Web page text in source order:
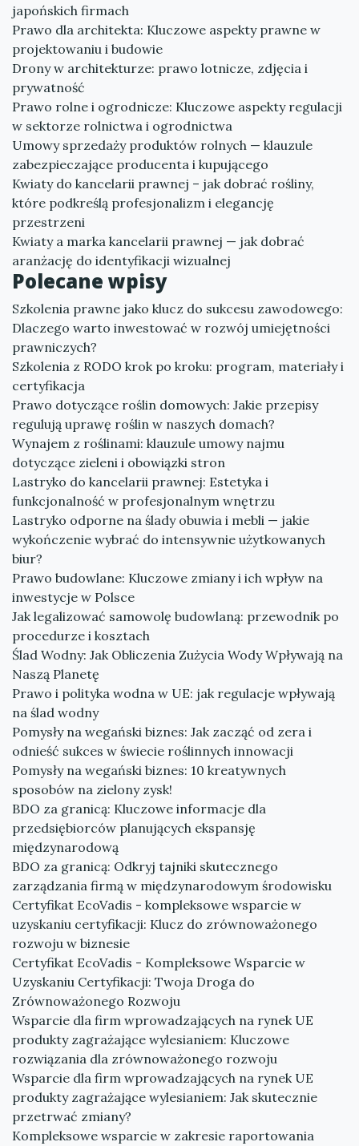
japońskich firmach
Prawo dla architekta: Kluczowe aspekty prawne w
projektowaniu i budowie
Drony w architekturze: prawo lotnicze, zdjęcia i
prywatność
Prawo rolne i ogrodnicze: Kluczowe aspekty regulacji
w sektorze rolnictwa i ogrodnictwa
Umowy sprzedaży produktów rolnych — klauzule
zabezpieczające producenta i kupującego
Kwiaty do kancelarii prawnej – jak dobrać rośliny,
które podkreślą profesjonalizm i elegancję
przestrzeni
Kwiaty a marka kancelarii prawnej — jak dobrać
aranżację do identyfikacji wizualnej
Polecane wpisy
Szkolenia prawne jako klucz do sukcesu zawodowego:
Dlaczego warto inwestować w rozwój umiejętności
prawniczych?
Szkolenia z RODO krok po kroku: program, materiały i
certyfikacja
Prawo dotyczące roślin domowych: Jakie przepisy
regulują uprawę roślin w naszych domach?
Wynajem z roślinami: klauzule umowy najmu
dotyczące zieleni i obowiązki stron
Lastryko do kancelarii prawnej: Estetyka i
funkcjonalność w profesjonalnym wnętrzu
Lastryko odporne na ślady obuwia i mebli — jakie
wykończenie wybrać do intensywnie użytkowanych
biur?
Prawo budowlane: Kluczowe zmiany i ich wpływ na
inwestycje w Polsce
Jak legalizować samowolę budowlaną: przewodnik po
procedurze i kosztach
Ślad Wodny: Jak Obliczenia Zużycia Wody Wpływają na
Naszą Planetę
Prawo i polityka wodna w UE: jak regulacje wpływają
na ślad wodny
Pomysły na wegański biznes: Jak zacząć od zera i
odnieść sukces w świecie roślinnych innowacji
Pomysły na wegański biznes: 10 kreatywnych
sposobów na zielony zysk!
BDO za granicą: Kluczowe informacje dla
przedsiębiorców planujących ekspansję
międzynarodową
BDO za granicą: Odkryj tajniki skutecznego
zarządzania firmą w międzynarodowym środowisku
Certyfikat EcoVadis - kompleksowe wsparcie w
uzyskaniu certyfikacji: Klucz do zrównoważonego
rozwoju w biznesie
Certyfikat EcoVadis - Kompleksowe Wsparcie w
Uzyskaniu Certyfikacji: Twoja Droga do
Zrównoważonego Rozwoju
Wsparcie dla firm wprowadzających na rynek UE
produkty zagrażające wylesianiem: Kluczowe
rozwiązania dla zrównoważonego rozwoju
Wsparcie dla firm wprowadzających na rynek UE
produkty zagrażające wylesianiem: Jak skutecznie
przetrwać zmiany?
Kompleksowe wsparcie w zakresie raportowania